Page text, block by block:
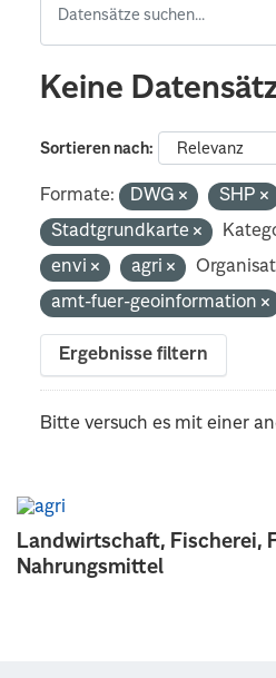
Landwirtschaft, Fischerei,
Nahrungsmittel
Keine
Sortieren nach
Formate: DWG SHP
Stadtgrundkarte
envi
agri
amt-fuer-geoinformation
Ergebnisse filtern
Bitte versuch es mit einer